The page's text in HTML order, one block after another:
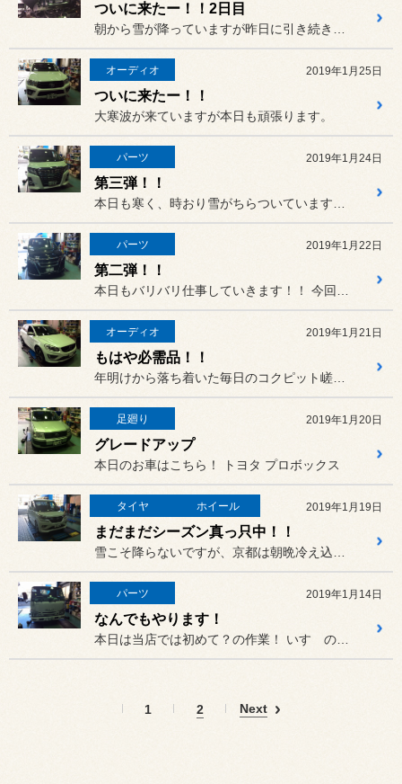
ついに来たー！！2日目
オーディオ 2019年1月25日
ついに来たー！！
大寒波が来ていますが本日も頑張ります。
パーツ 2019年1月24日
第三弾！！
パーツ 2019年1月22日
第二弾！！
オーディオ 2019年1月21日
もはや必需品！！
足廻り 2019年1月20日
グレードアップ
本日のお車はこちら！ トヨタ プロボックス
タイヤ ホイール 2019年1月19日
まだまだシーズン真っ只中！！
パーツ 2019年1月14日
なんでもやります！
1 2 Next